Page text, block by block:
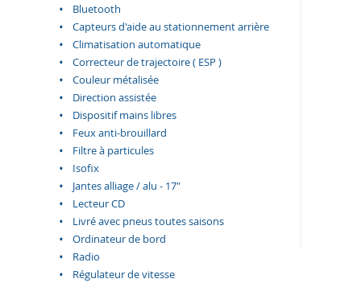
Bluetooth
Capteurs d'aide au stationnement arrière
Climatisation automatique
Correcteur de trajectoire ( ESP )
Couleur métalisée
Direction assistée
Dispositif mains libres
Feux anti-brouillard
Filtre à particules
Isofix
Jantes alliage / alu - 17"
Lecteur CD
Livré avec pneus toutes saisons
Ordinateur de bord
Radio
Régulateur de vitesse